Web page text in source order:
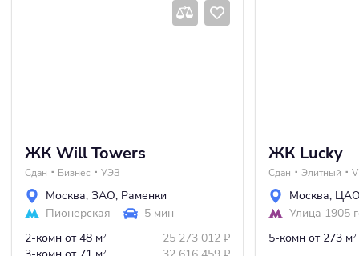
ЖК Will Towers
Сдан Бизнес УЭЗ
Москва, ЗАО, Раменки
Пионерская
5 мин
2-комн от 48 м2 25 273 012 ₽
2
ЖК Lucky
Сдан Элитный
Москва,
Улица 1905
5-комн от 273 м2